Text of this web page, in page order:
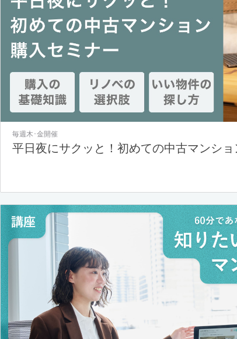
毎週木･金開催
平日夜にサクッと！初めての中古マンシ